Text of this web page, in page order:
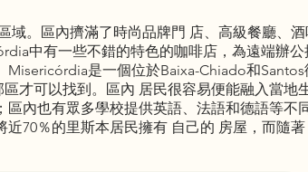
域。區內擠滿了時尚品牌門 店、高級餐廳、
中有一些不錯的特色的咖啡店，為遠端辦
是一個位於Baixa-Chiado和
才可以找到。區內 居民很容易便能融入當地
內也有眾多學校提供英語、法語和德語等不
70％的里斯本居民擁有 自己的 房屋，而隨